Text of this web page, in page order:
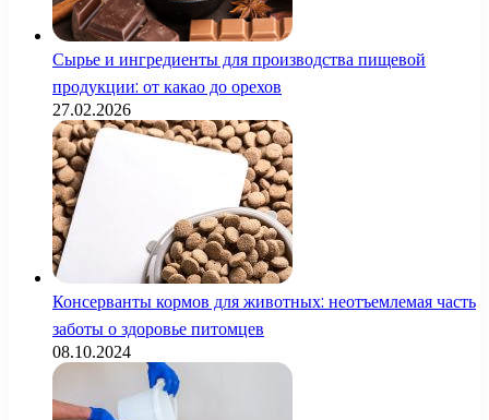
Сырье и ингредиенты для производства пищевой
продукции: от какао до орехов
27.02.2026
Консерванты кормов для животных: неотъемлемая часть
заботы о здоровье питомцев
08.10.2024